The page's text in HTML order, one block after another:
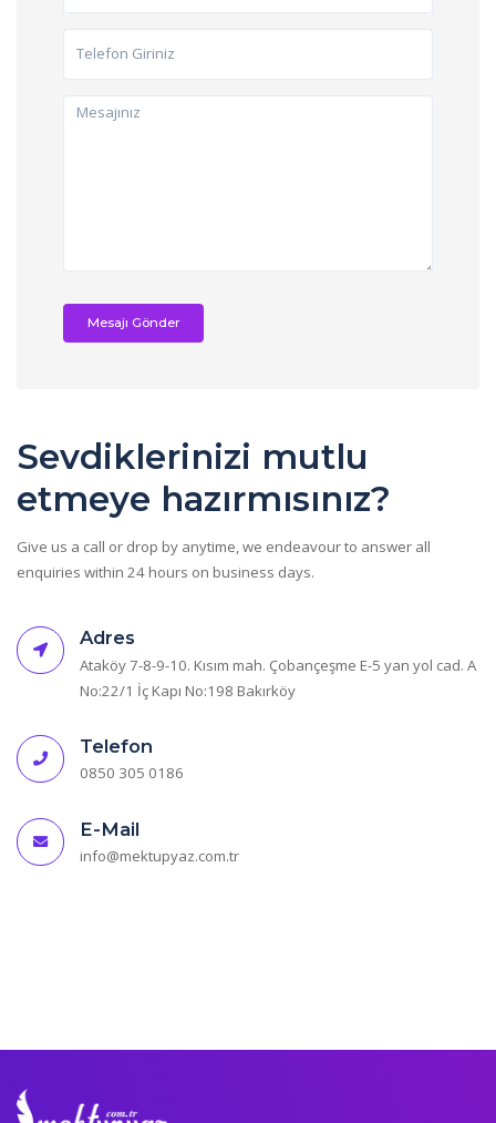
Mesajı Gönder
Sevdiklerinizi mutlu
etmeye hazırmısınız?
Give us a call or drop by anytime, we endeavour to answer all
enquiries within 24 hours on business days.
Adres
Ataköy 7-8-9-10. Kısım mah. Çobançeşme E-5 yan yol cad. A
No:22/1 İç Kapı No:198 Bakırköy
Telefon
0850 305 0186
E-Mail
info@mektupyaz.com.tr